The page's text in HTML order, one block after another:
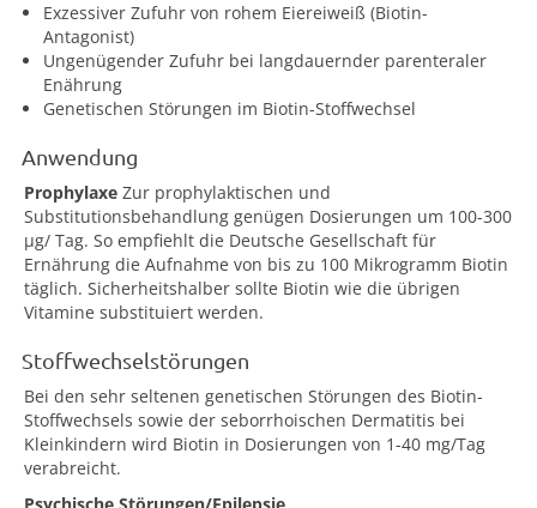
Exzessiver Zufuhr von rohem Eiereiweiß (Biotin-
Antagonist)
Ungenügender Zufuhr bei langdauernder parenteraler
Enährung
Genetischen Störungen im Biotin-Stoffwechsel
Anwendung
Prophylaxe Zur prophylaktischen und
Substitutionsbehandlung genügen Dosierungen um 100-300
µg/ Tag. So empfiehlt die Deutsche Gesellschaft für
Ernährung die Aufnahme von bis zu 100 Mikrogramm Biotin
täglich. Sicherheitshalber sollte Biotin wie die übrigen
Vitamine substituiert werden.
Stoffwechselstörungen
Bei den sehr seltenen genetischen Störungen des Biotin-
Stoffwechsels sowie der seborrhoischen Dermatitis bei
Kleinkindern wird Biotin in Dosierungen von 1-40 mg/Tag
verabreicht.